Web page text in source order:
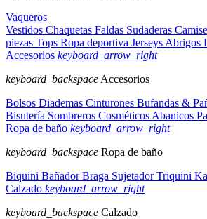
Vaqueros
Vestidos Chaquetas Faldas Sudaderas
piezas Tops Ropa deportiva Jerseys Abrigos
Accesorios keyboard_arrow_right
keyboard_backspace Accesorios
Bolsos Diademas Cinturones Bufandas &
Bisutería Sombreros Cosméticos Abanicos
Ropa de baño keyboard_arrow_right
keyboard_backspace Ropa de baño
Biquini BañadorBraga SujetadorTriquini
Calzado keyboard_arrow_right
keyboard_backspace Calzado